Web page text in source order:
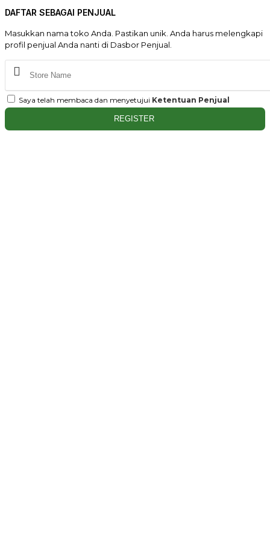
DAFTAR SEBAGAI PENJUAL
Masukkan nama toko Anda. Pastikan unik. Anda harus melengkapi
profil penjual Anda nanti di Dasbor Penjual.
Saya telah membaca dan menyetujui Ketentuan Penjual
REGISTER